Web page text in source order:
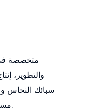
والتطوير،
سبائك النحاس
مساحيق السبائك التي يمكن استخدامها في مختلف التطبيقات العمليات.